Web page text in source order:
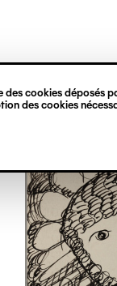
des cookies déposés
des cookies